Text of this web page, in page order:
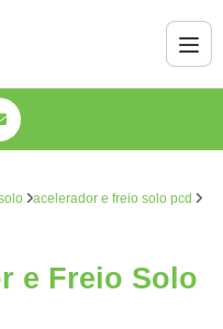
acelerador e freio solo pcd
e Freio Solo